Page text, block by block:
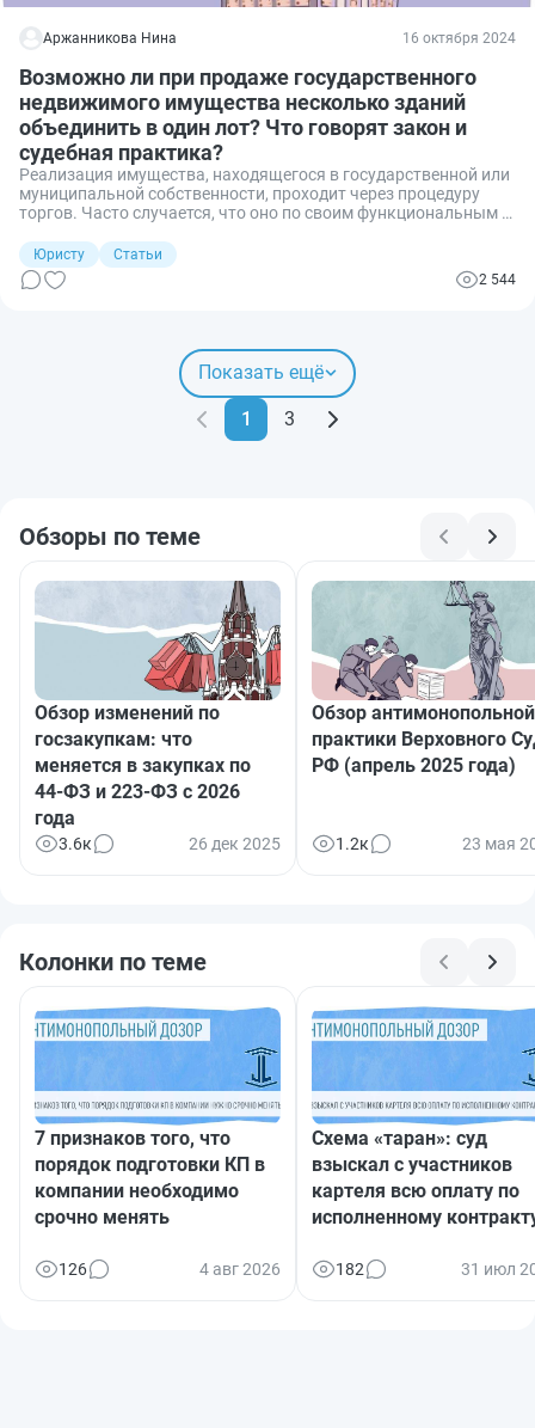
Аржанникова Нина 16 октября 2024
Возможно ли при продаже государственного
недвижимого имущества несколько зданий
объединить в один лот? Что говорят закон и
судебная практика?
Реализация имущества, находящегося в государственной или
муниципальной собственности, проходит через процедуру
торгов. Часто случается, что оно по своим функциональным и
может формировать отдельные лоты для продажи разным
потенциальным покупателям. Возможно ли в этом случае
объединить несколько объектов? Разбираемся.
Юристу
Статьи
2 544
Показать ещё
1 3
Обзоры по теме
Обзор изменений по
госзакупкам: что
меняется в закупках по
44-ФЗ и 223-ФЗ с 2026
года
3.6к 26 дек 2025
Обзор антимонопольной
практики Верховного
РФ (апрель 2025 года)
1.2к 23 мая
Колонки по теме
7 признаков того, что
порядок подготовки КП в
компании необходимо
срочно менять
126 4 авг 2026
Схема «таран»: суд
взыскал с участников
картеля всю оплату по
исполненному
182 31 июл